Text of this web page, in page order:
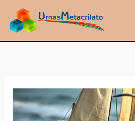
contenido